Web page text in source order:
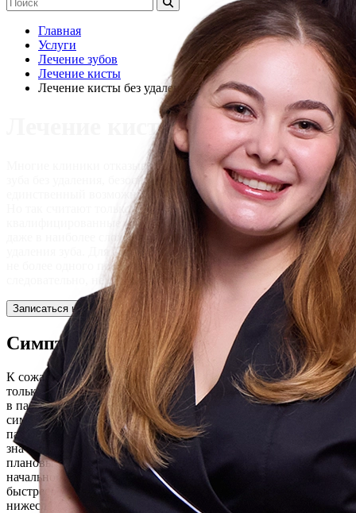
Главная
Услуги
Лечение зубов
Лечение кисты
Лечение кисты без удаления
Лечение кисты без удаления
Многие клиники отказывают пациентам в лечении кисты
зуба без удаления, безосновательно настаивая на том, что
единственный возможный вариант – полное удаление зуба.
Но так считают только непрофессионалы, так как
квалифицированные стоматологи способны провести лечение
даже в наиболее сложных случаях и вылечить кисту без
удаления зуба. Для большинства пациентов лечение занимает
не более одного посещения стоматологической клиники,
следовательно, не стоит откладывать дело в долгий ящик.
Записаться на прием
Симптоматика болезни
К сожалению, наличие такого новообразования заметно
только тогда, когда она вырастает из нескольких миллиметров
в пару сантиметров. При начальной стадии нет никаких
симптомов, что заключает в себе большую опасность для
пациента, так как при дальнейшей диагностике киста может
значительно вырасти в размере. Поэтому так важно ходить на
плановые осмотры в стоматологическую клинику, ведь при
начальной стадии ее лечение проходит гораздо проще и
быстрее. Если же опухоль развилась и выросла, то возникают
нижеследующие признаки: